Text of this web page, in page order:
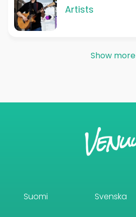
Artists
Show more
Suomi Svenska